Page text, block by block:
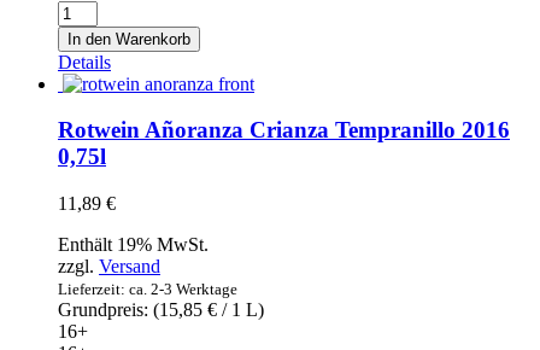
Roséwein
Añoranza
Tempranillo
Rosé
2019
0,75l
Menge
In den Warenkorb
Details
Rotwein Añoranza Crianza Tempranillo 2016
0,75l
11,89 €
Enthält 19% MwSt.
zzgl. Versand
Lieferzeit: ca. 2-3 Werktage
Grundpreis: (15,85 € / 1 L)
16+